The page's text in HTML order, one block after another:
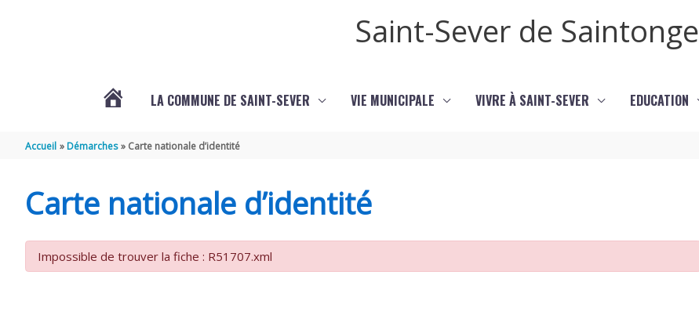
Saint-Sever de Saintonge
SEVER
LA COMMUNE DE SAINT-SEVER VIE MUNICIPALE VIVRE À SAINT-SEVER EDUCATION
Accueil Démarches Carte nationale d’identité
Carte nationale d’identité
Impossible de trouver la fiche : R51707.xml